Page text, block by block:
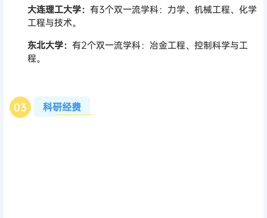
大连理工大学： 有3个双一流学科：力学、机械工程、化学
工程与技术。
东北大学： 有2个双一流学科：冶金工程、控制科学与工
程。
03 科研经费